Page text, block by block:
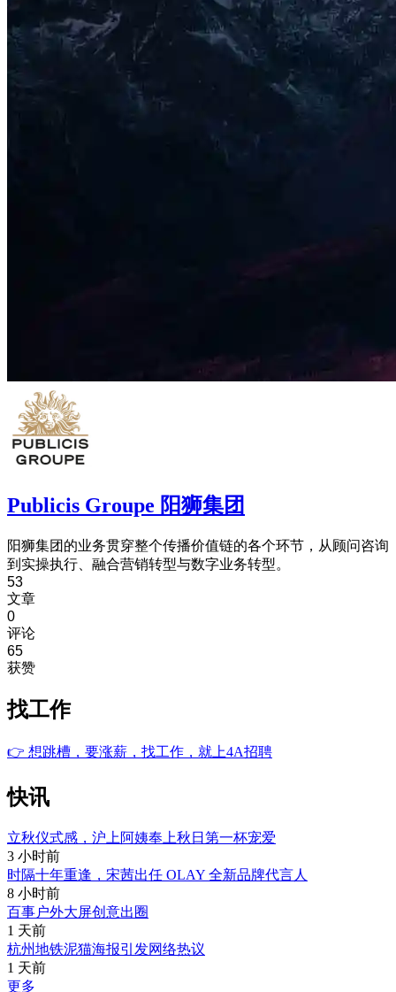
Publicis Groupe 阳狮集团
阳狮集团的业务贯穿整个传播价值链的各个环节，从顾问咨询
到实操执行、融合营销转型与数字业务转型。
53
文章
0
评论
65
获赞
找工作
👉 想跳槽，要涨薪，找工作，就上4A招聘
快讯
立秋仪式感，沪上阿姨奉上秋日第一杯宠爱
3 小时前
时隔十年重逢，宋茜出任 OLAY 全新品牌代言人
8 小时前
百事户外大屏创意出圈
1 天前
杭州地铁泥猫海报引发网络热议
1 天前
更多